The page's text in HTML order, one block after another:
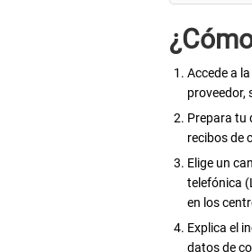
Accede a
proveedor,
Prepara tu
recibos de
Elige un
telefónica
en los
Explica el
datos de